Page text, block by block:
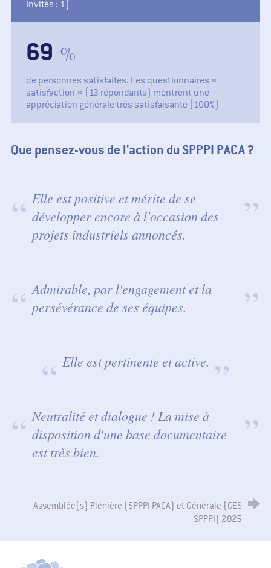
Invités : 1)
82 %
de personnes satisfaites. Les questionnaires «
satisfaction » (13 répondants) montrent une
appréciation générale très satisfaisante (100%)
Que pensez-vous de l'action du SPPPI PACA ?
Elle est positive et mérite de se
développer encore à l'occasion des
projets industriels annoncés.
Admirable, par l'engagement et la
persévérance de ses équipes.
Elle est pertinente et active.
Neutralité et dialogue ! La mise à
disposition d'une base documentaire
est très bien.
Assemblée(s) Plénière (SPPPI PACA) et Générale (GES
SPPPI) 2025